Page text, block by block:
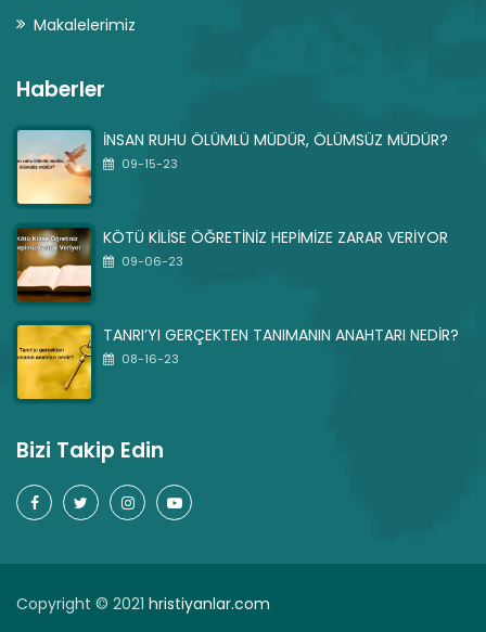
Makalelerimiz
Haberler
İNSAN RUHU ÖLÜMLÜ MÜDÜR, ÖLÜMSÜZ MÜDÜR?
09-15-23
KÖTÜ KİLİSE ÖĞRETİNİZ HEPİMİZE ZARAR VERİYOR
09-06-23
TANRI’YI GERÇEKTEN TANIMANIN ANAHTARI NEDİR?
08-16-23
Bizi Takip Edin
Copyright © 2021 hristiyanlar.com